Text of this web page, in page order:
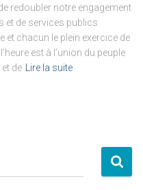
redoubler notre engagement
et de services publics
chacun le plein exercice de
est à l’union du peuple
de
Lire la suite